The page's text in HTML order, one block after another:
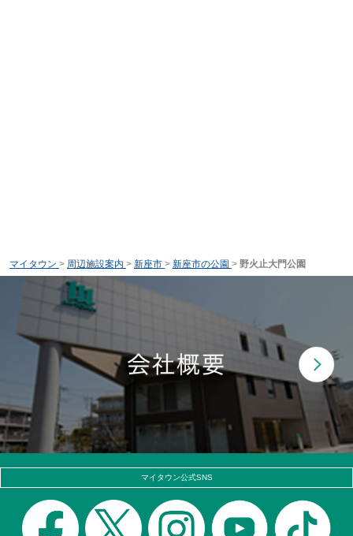
マイタウン > 周辺施設案内 > 新座市 > 新座市の公園 > 野火止大門公園
マイタウン公式SNS